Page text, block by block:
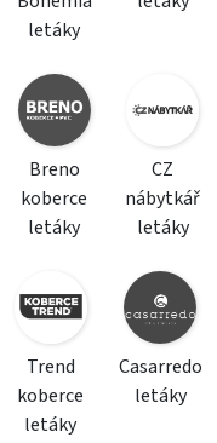
letáky
Breno
koberce
letáky
CZ
nábytkář
letáky
Trend
koberce
letáky
Casarredo
letáky